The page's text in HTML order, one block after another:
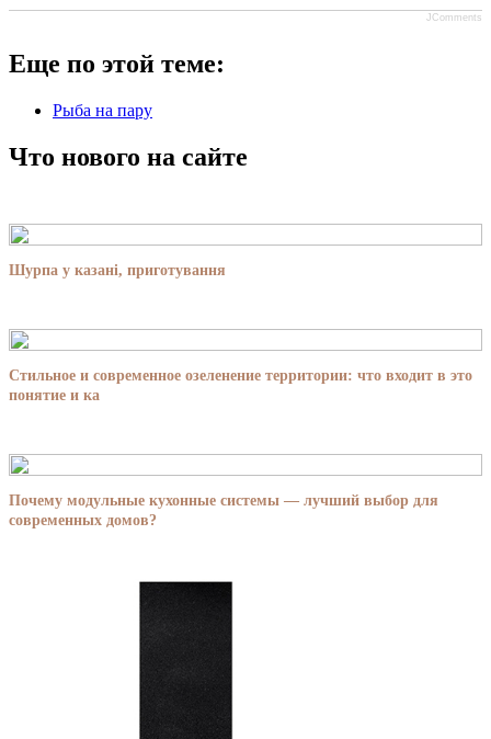
JComments
Еще по этой теме:
Рыба на пару
Что нового на сайте
Шурпа у казані, приготування
Стильное и современное озеленение территории: что входит в это
понятие и ка
Почему модульные кухонные системы — лучший выбор для
современных домов?